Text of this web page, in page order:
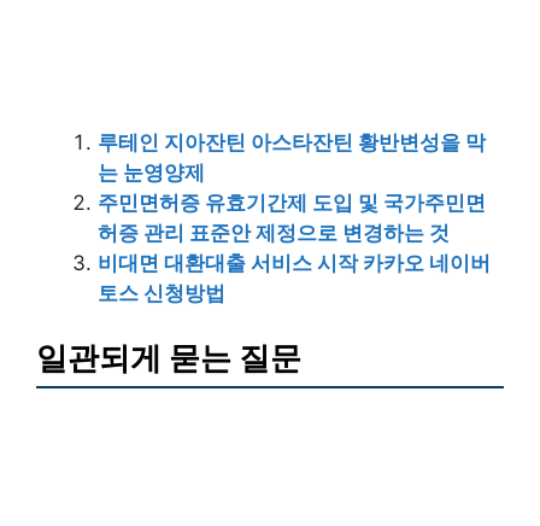
루테인 지아잔틴 아스타잔틴 황반변성을 막
는 눈영양제
주민면허증 유효기간제 도입 및 국가주민면
허증 관리 표준안 제정으로 변경하는 것
비대면 대환대출 서비스 시작 카카오 네이버
토스 신청방법
일관되게 묻는 질문